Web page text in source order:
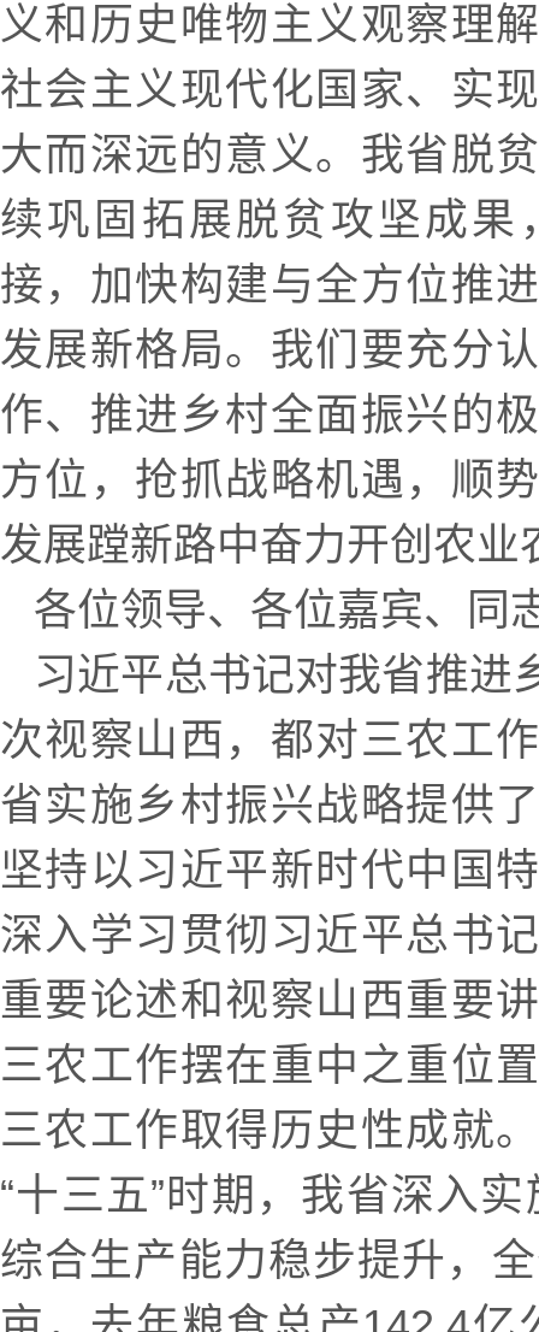
义和历史唯物主义观察理
社会主义现代化国家、实
大而深远的意义。我省脱
续巩固拓展脱贫攻坚成
接，加快构建与全方位推
发展新格局。我们要充分
作、推进乡村全面振兴的
方位，抢抓战略机遇，顺
发展蹚新路中奋力开创农业
各位领导、各位嘉宾、同
习近平总书记对我省推进
次视察山西，都对三农工
省实施乡村振兴战略提供
坚持以习近平新时代中国
深入学习贯彻习近平总书
重要论述和视察山西重要
三农工作摆在重中之重位
三农工作取得历史性成就
“十三五”时期，我省深入实
综合生产能力稳步提升，